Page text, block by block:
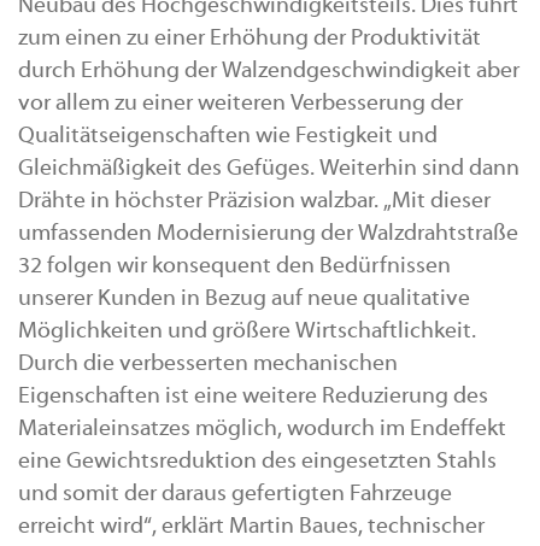
Neubau des Hochgeschwindigkeitsteils. Dies führt
zum einen zu einer Erhöhung der Produktivität
durch Erhöhung der Walzendgeschwindigkeit aber
vor allem zu einer weiteren Verbesserung der
Qualitätseigenschaften wie Festigkeit und
Gleichmäßigkeit des Gefüges. Weiterhin sind dann
Drähte in höchster Präzision walzbar. „Mit dieser
umfassenden Modernisierung der Walzdrahtstraße
32 folgen wir konsequent den Bedürfnissen
unserer Kunden in Bezug auf neue qualitative
Möglichkeiten und größere Wirtschaftlichkeit.
Durch die verbesserten mechanischen
Eigenschaften ist eine weitere Reduzierung des
Materialeinsatzes möglich, wodurch im Endeffekt
eine Gewichtsreduktion des eingesetzten Stahls
und somit der daraus gefertigten Fahrzeuge
erreicht wird“, erklärt Martin Baues, technischer